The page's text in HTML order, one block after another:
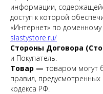
информации,
доступ к которой
«Интернет» по
slastystore.ru/
Стороны Договора
и Покупатель.
Товар — товаром могут
правил, предусмотренных
кодекса РФ.